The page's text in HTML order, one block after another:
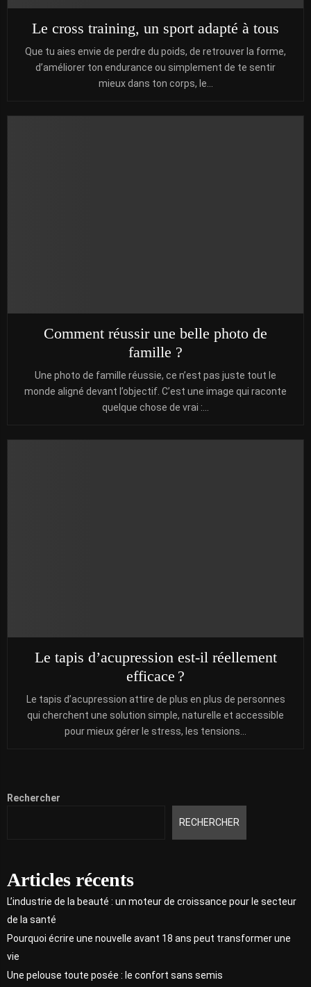
Le cross training, un sport adapté à tous
Que tu aies envie de perdre du poids, de retrouver la forme,
d’améliorer ton endurance ou simplement de te sentir
mieux dans ton corps, le...
Comment réussir une belle photo de
famille ?
Une photo de famille réussie, ce n’est pas juste tout le
monde aligné devant l’objectif. C’est une image qui raconte
quelque chose de vrai :...
Le tapis d’acupression est-il réellement
efficace ?
Le tapis d’acupression attire de plus en plus de personnes
qui cherchent une solution simple, naturelle et accessible
pour mieux gérer le stress, les tensions...
Rechercher
RECHERCHER
Articles récents
L’industrie de la beauté : un moteur de croissance pour le secteur
de la santé
Pourquoi écrire une nouvelle avant 18 ans peut transformer une
vie
Une pelouse toute posée : le confort sans semis